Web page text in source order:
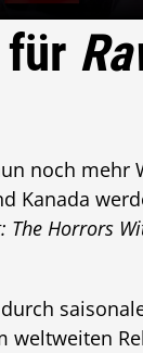
für
noch mehr
Kanada
The Horrors
weltweiten